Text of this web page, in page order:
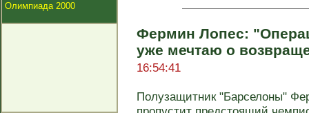
Олимпиада 2000
Фермин Лопес:
уже мечтаю о
16:54:41
Полузащитник "Барселоны"